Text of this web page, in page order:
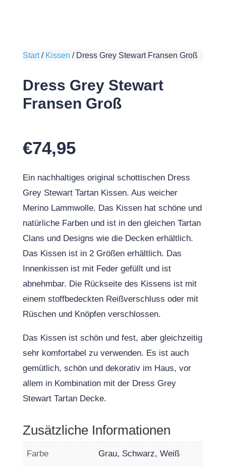
Start/ Kissen / Dress Grey Stewart Fransen Groß
Dress Grey Stewart
Fransen Groß
€74,95
Ein nachhaltiges original schottischen Dress
Grey Stewart Tartan Kissen. Aus weicher
Merino Lammwolle. Das Kissen hat schöne und
natürliche Farben und ist in den gleichen Tartan
Clans und Designs wie die Decken erhältlich.
Das Kissen ist in 2 Größen erhältlich. Das
Innenkissen ist mit Feder gefüllt und ist
abnehmbar. Die Rückseite des Kissens ist mit
einem stoffbedeckten Reißverschluss oder mit
Rüschen und Knöpfen verschlossen.
Das Kissen ist schön und fest, aber gleichzeitig
sehr komfortabel zu verwenden. Es ist auch
gemütlich, schön und dekorativ im Haus, vor
allem in Kombination mit der Dress Grey
Stewart Tartan Decke.
Zusätzliche Informationen
Farbe Grau, Schwarz, Weiß